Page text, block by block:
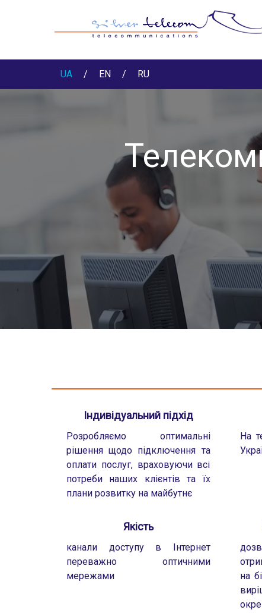
UA / EN / RU
Індивідуальний підхід
Розробляємо оптимальні
рішення щодо підключення та
оплати послуг, враховуючи всі
потреби наших клієнтів та їх
плани розвитку на майбутнє
На
Якість
канали доступу в Інтернет
переважно оптичними
мережами
на